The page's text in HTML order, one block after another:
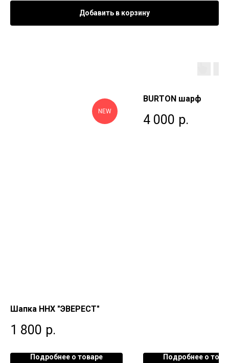
Добавить в корзину
NEW
Шапка ННХ "ЭВЕРЕСТ"
1 800 р.
Подробнее о товаре
BURTON шарф
4 000 р.
Подробнее о